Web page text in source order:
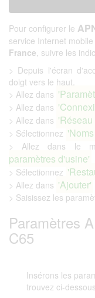
Pour configurer le
service Internet
France, suivre les
> Depuis l'écran
doigt vers le haut.
> Allez dans
> Allez dans
> Allez dans
> Sélectionnez
> Allez dans le
paramètres d'usine'
> Sélectionnez
> Allez dans 'Ajouter'
> Saisissez les
Paramètres
C65
Insérons les
trouvez ci-